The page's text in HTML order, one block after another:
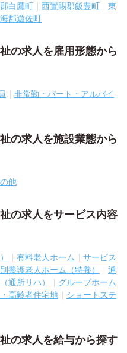
白鷹町 西置賜郡飯豊町
東
郡遊佐町
の求人を雇用形態から
非常勤・パート・アルバイ
の求人を施設業態から
他
の求人をサービス内容
有料老人ホーム
サービス
養護老人ホーム（特養）
通
通所リハ）
グループホーム
高齢者住宅地
ショートステ
の求人を給与から探す